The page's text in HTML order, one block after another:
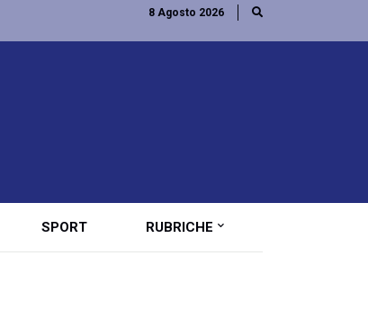
8 Agosto 2026
SPORT RUBRICHE